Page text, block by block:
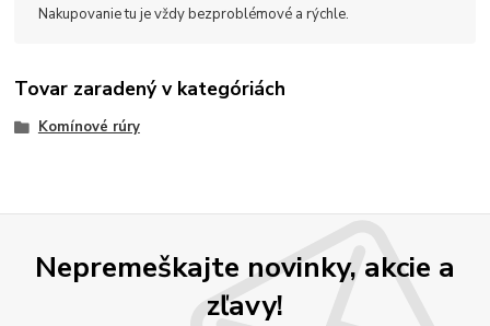
Nakupovanie tu je vždy bezproblémové a rýchle.
Tovar zaradený v kategóriách
Komínové rúry
Nepremeškajte novinky, akcie a
zľavy!